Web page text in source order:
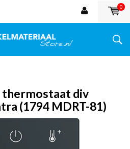
0
thermostaat div
(1794 MDRT-81)